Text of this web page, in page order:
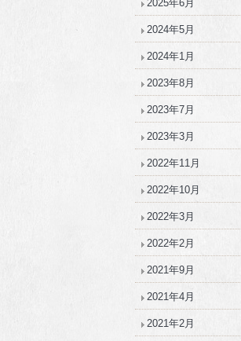
2025年6月
2024年5月
2024年1月
2023年8月
2023年7月
2023年3月
2022年11月
2022年10月
2022年3月
2022年2月
2021年9月
2021年4月
2021年2月